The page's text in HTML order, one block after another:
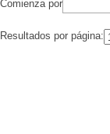
Comienza por
Resultados por página: